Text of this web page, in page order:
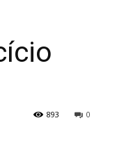
0
893